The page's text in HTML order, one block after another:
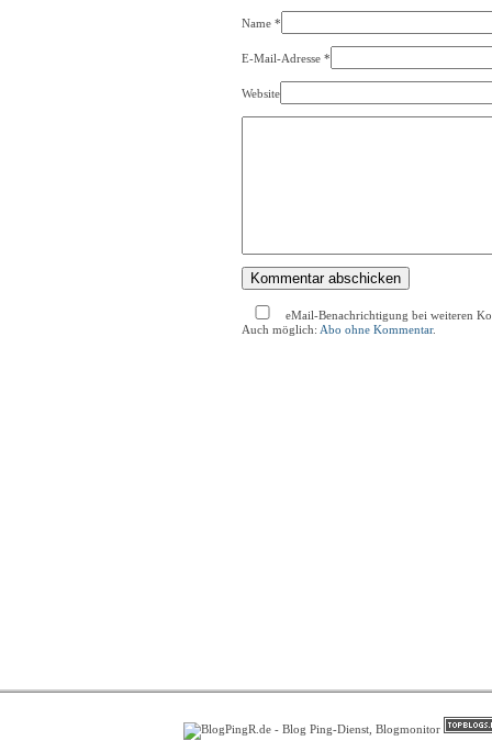
Name *
E-Mail-Adresse *
Website
eMail-Benachrichtigung bei weiteren
Auch möglich: Abo ohne Kommentar.